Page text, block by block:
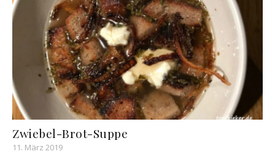
Zwiebel-Brot-Suppe
11. März 2019